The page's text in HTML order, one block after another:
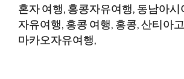
혼자 여행, 홍콩자유여행, 동남아시
자유여행, 홍콩 여행, 홍콩,산티아
마카오자유여행,